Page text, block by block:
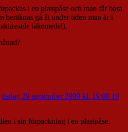
i en platspåse och man får bara
beräknas gå åt under tiden man är i
läkemedel).
tisdag 29 september 2009 kl. 19:00 19
i sin förpackning i en plastpåse.